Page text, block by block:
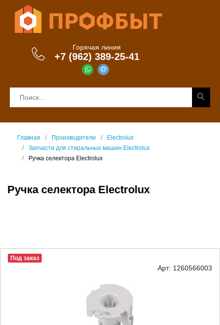
Горячая линия
+7 (962) 389-25-41
Главная Производители
Electrolux
Запчасти для стиральных машин Electrolux
Ручка селектора Electrolux
Ручка селектора Electrolux
Под заказ
Арт: 1260566003